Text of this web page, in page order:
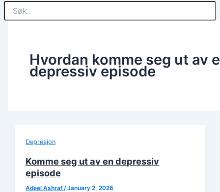
Hvordan komme seg ut av
depressiv episode
Depresjon
Komme seg ut av en depressiv
episode
Adeel Ashraf /January 2, 2026